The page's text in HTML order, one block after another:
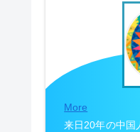
More
来日20年の中国